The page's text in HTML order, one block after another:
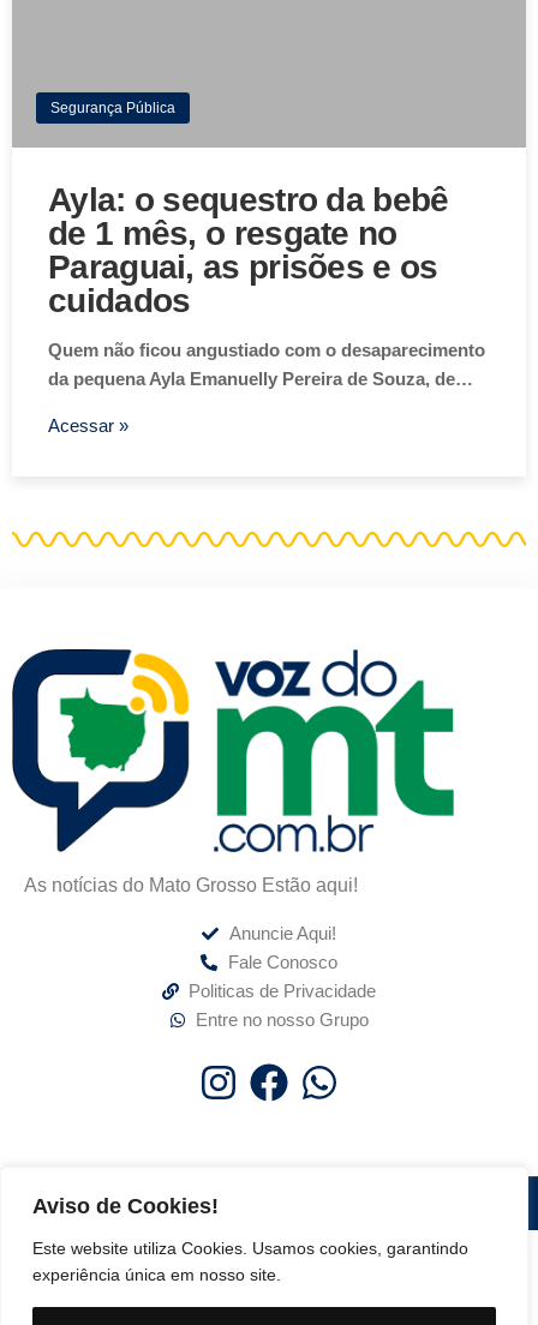
Aviso de Cookies!
Este website utiliza Cookies. Usamos cookies, garantindo
experiência única em nosso site.
Segurança Pública
Ayla: o sequestro da bebê
de 1 mês, o resgate no
Paraguai, as prisões e os
cuidados
Quem não ficou angustiado com o desaparecimento
da pequena Ayla Emanuelly Pereira de Souza, de…
Acessar »
As notícias do Mato Grosso Estão aqui!
Anuncie Aqui!
Fale Conosco
Politicas de Privacidade
Entre no nosso Grupo
A voz do MT2026 | Todos os direitos reservados